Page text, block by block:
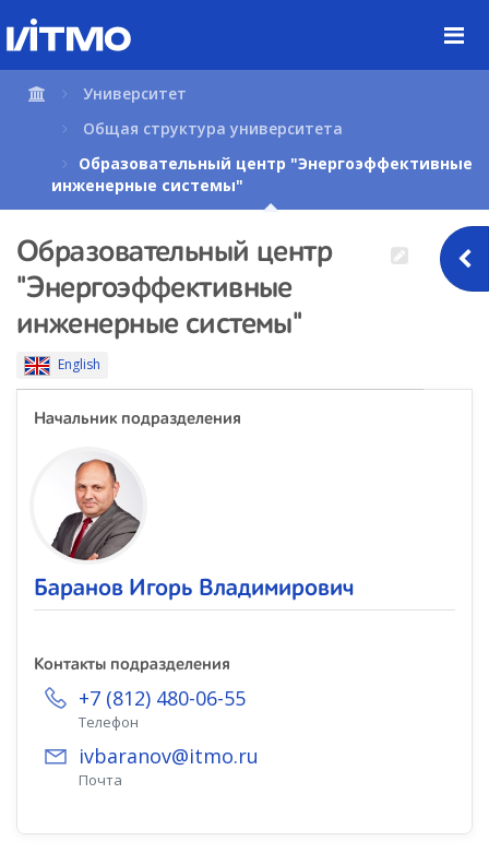
содержимому
страницы.
Университет
Общая структура университета
Образовательный центр "Энергоэффективные
инженерные системы"
Образовательный центр
"Энергоэффективные
инженерные системы"
English
Начальник подразделения
Баранов Игорь Владимирович
Контакты подразделения
+7 (812) 480-06-55
Телефон
ivbaranov@itmo.ru
Почта